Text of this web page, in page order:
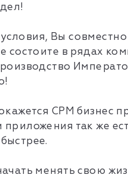
Вы
в рядах
СРМ бизнес
так же
менять свою